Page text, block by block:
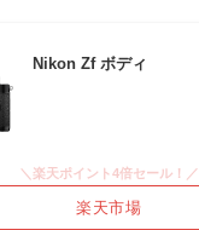
Nikon Zf ボディ
＼楽天ポイント4倍セール！／
楽天市場